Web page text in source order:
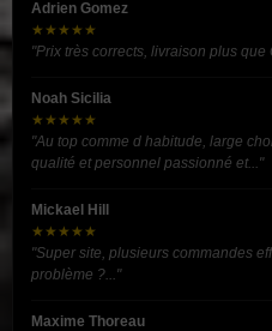
Adrien Gomez
★★★★★
"Prix très corrects, livraison plus que
Noah Sicilia
★★★★★
"Au top comme d habitude, large
qualité et personnel passionné et..."
Mickael Hill
★★★★★
"Super site, plusieurs commandes
problème ?..."
Maxime Thoreau